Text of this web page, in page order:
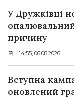
У Дружківці
причину
14:55, 06.08.2026
Вступна
оновлений